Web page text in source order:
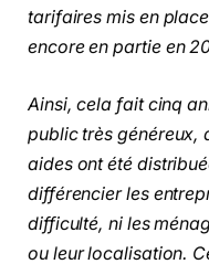
tarifaires mis en
encore en partie en
Ainsi, cela fait cinq
public très généreux,
aides ont été
différencier les
difficulté, ni les
ou leur localisation.